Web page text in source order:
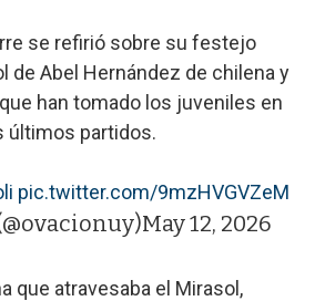
se refirió sobre su festejo
de Abel Hernández de chilena y
han tomado los juveniles en
últimos partidos.
pic.twitter.com/9mzHVGVZeM
May 12, 2026
que atravesaba el Mirasol,